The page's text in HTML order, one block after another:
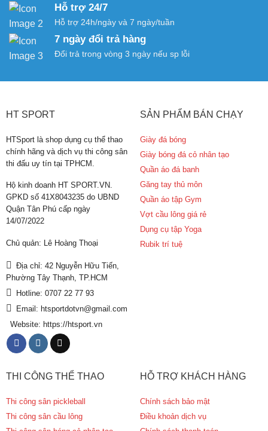
Hỗ trợ 24/7
Hỗ trợ 24h/ngày và 7 ngày/tuần
7 ngày đổi trả hàng
Đổi trả trong vòng 3 ngày nếu sp lỗi
HT SPORT
HTSport là shop dụng cụ thể thao
chính hãng và dịch vụ thi công sân
thi đấu uy tín tại TPHCM.
Hộ kinh doanh HT SPORT.VN.
GPKD số 41X8043235 do UBND
Quận Tân Phú cấp ngày
14/07/2022
Chủ quản: Lê Hoàng Thoại
Địa chỉ: 42 Nguyễn Hữu Tiến,
Phường Tây Thạnh, TP.HCM
Hotline: 0707 22 77 93
Email: htsportdotvn@gmail.com
Website: https://htsport.vn
SẢN PHẨM BÁN CHẠY
Giày đá bóng
Giày bóng đá cỏ nhân tạo
Quần áo đá banh
Găng tay thủ môn
Quần áo tập Gym
Vợt cầu lông giá rẻ
Dụng cụ tập Yoga
Rubik trí tuệ
THI CÔNG THỂ THAO
Thi công sân pickleball
Thi công sân cầu lông
HỖ TRỢ KHÁCH HÀNG
Chính sách bảo mật
Điều khoản dịch vụ